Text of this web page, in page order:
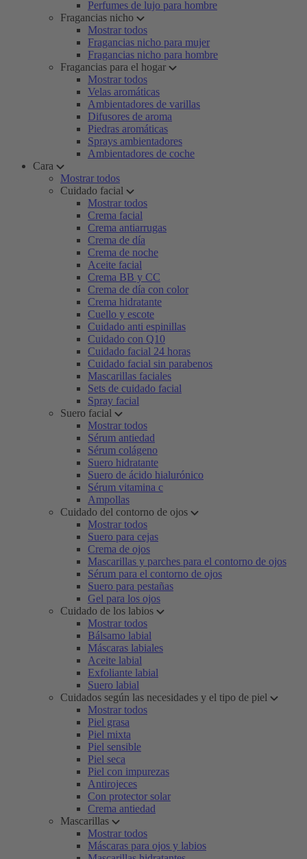
Perfumes de lujo para hombre
Fragancias nicho
Mostrar todos
Fragancias nicho para mujer
Fragancias nicho para hombre
Fragancias para el hogar
Mostrar todos
Velas aromáticas
Ambientadores de varillas
Difusores de aroma
Piedras aromáticas
Sprays ambientadores
Ambientadores de coche
Cara
Mostrar todos
Cuidado facial
Mostrar todos
Crema facial
Crema antiarrugas
Crema de día
Crema de noche
Aceite facial
Crema BB y CC
Crema de día con color
Crema hidratante
Cuello y escote
Cuidado anti espinillas
Cuidado con Q10
Cuidado facial 24 horas
Cuidado facial sin parabenos
Mascarillas faciales
Sets de cuidado facial
Spray facial
Suero facial
Mostrar todos
Sérum antiedad
Sérum colágeno
Suero hidratante
Suero de ácido hialurónico
Sérum vitamina c
Ampollas
Cuidado del contorno de ojos
Mostrar todos
Suero para cejas
Crema de ojos
Mascarillas y parches para el contorno de ojos
Sérum para el contorno de ojos
Suero para pestañas
Gel para los ojos
Cuidado de los labios
Mostrar todos
Bálsamo labial
Máscaras labiales
Aceite labial
Exfoliante labial
Suero labial
Cuidados según las necesidades y el tipo de piel
Mostrar todos
Piel grasa
Piel mixta
Piel sensible
Piel seca
Piel con impurezas
Antirojeces
Con protector solar
Crema antiedad
Mascarillas
Mostrar todos
Máscaras para ojos y labios